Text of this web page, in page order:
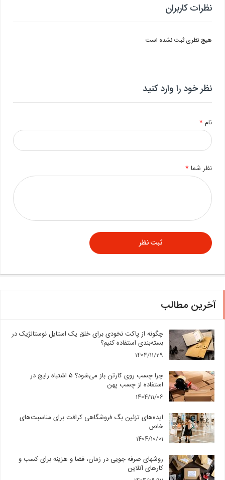
نظرات کاربران
هیچ نظری ثبت نشده است
نظر خود را وارد کنید
نام*
نظر شما*
آخرین مطالب
چگونه از پاکت نخودی برای خلق یک استایل نوستالژیک در
بسته‌بندی استفاده کنیم؟
1404/11/29
چرا چسب روی کارتن باز می‌شود؟ ۵ اشتباه رایج در
استفاده از چسب پهن
1404/11/06
ایده‌های تزئین بگ فروشگاهی کرافت برای مناسبت‌های
خاص
1404/10/01
روشهای صرفه جویی در زمان، فضا و هزینه برای کسب و
کارهای آنلاین